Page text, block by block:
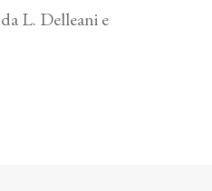
L. Delleani e